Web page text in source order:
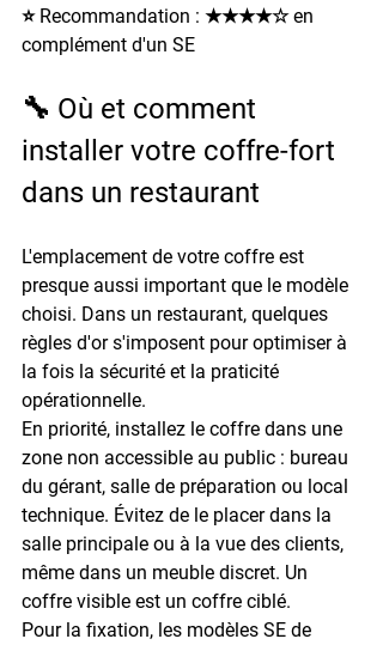
⭐ Recommandation : ★★★★☆ en
complément d'un SE
🔧 Où et comment
installer votre coffre-fort
dans un restaurant
L'emplacement de votre coffre est
presque aussi important que le modèle
choisi. Dans un restaurant, quelques
règles d'or s'imposent pour optimiser à
la fois la sécurité et la praticité
opérationnelle.
En priorité, installez le coffre dans une
zone non accessible au public : bureau
du gérant, salle de préparation ou local
technique. Évitez de le placer dans la
salle principale ou à la vue des clients,
même dans un meuble discret. Un
coffre visible est un coffre ciblé.
Pour la fixation, les modèles SE de